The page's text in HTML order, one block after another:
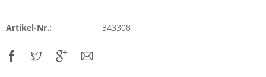
Artikel-Nr.: 343308